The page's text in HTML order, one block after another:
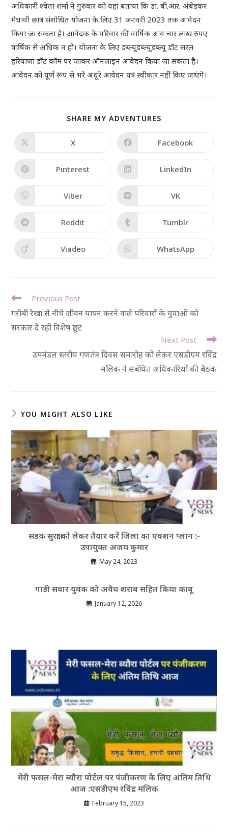
अधिकारी श्वेता शर्मा ने गुरुवार को यहां बताया कि डा. बी.आर. अंबेडकर
मेधावी छात्र संशोधित योजना के लिए 31 जनवरी 2023 तक आवेदन
किया जा सकता है। आवेदक के परिवार की वार्षिक आय चार लाख रुपए
वार्षिक से अधिक न हो। योजना के लिए डब्ल्यूडब्ल्यूडब्ल्यू डॉट सरल
हरियाणा डॉट कॉम पर जाकर ऑनलाइन आवेदन किया जा सकता है।
आवेदन को पूर्ण रूप से भरे अधूरे आवेदन पत्र स्वीकार नहीं किए जाएंगे।
SHARE MY ADVENTURES
X Facebook
Pinterest LinkedIn
Viber VK
Reddit Tumblr
Viadeo WhatsApp
Previous Post
गरीबी रेखा से नीचे जीवन यापन करने वाले परिवारों के युवाओं को
सरकार दे रही विशेष छूट
Next Post
उपमंडल स्तरीय गणतंत्र दिवस समारोह को लेकर एसडीएम रविंद्र
मलिक ने संबंधित अधिकारियों की बैठक
YOU MIGHT ALSO LIKE
सडक़ सुरक्षा को लेकर तैयार करें जिला का एक्शन प्लान :-
उपायुक्त अजय कुमार
May 24, 2023
गाडी सवार युवक को अवैध शराब सहित किया काबू
January 12, 2026
मेरी फसल-मेरा ब्यौरा पोर्टल पर पंजीकरण के लिए अंतिम तिथि
आज :एसडीएम रविंद्र मलिक
February 15, 2023